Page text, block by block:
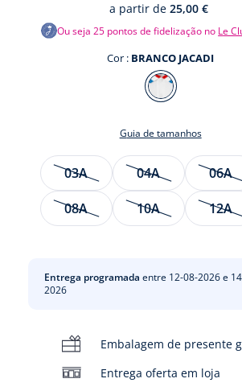
a partir de 25,00 €
Ou seja25 pontos de fidelização no Le
Cor : BRANCO JACADI
Cor
BRANCO
Guia de tamanhos
Tamanho
03A 04A
06A
08A
10A 12A
Entrega programada entre 12-08-2026 e
2026
Embalagem de presente
Entrega oferta em loja